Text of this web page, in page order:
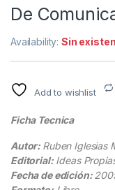
De
Availability:Sin
Add to wishlist
Ficha Tecnica
Autor: Ruben Iglesias
Editorial:Ideas
Fecha de edición: